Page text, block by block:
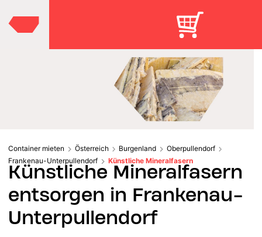
Container mieten Österreich Burgenland
Oberpullendorf
Frankenau-Unterpullendorf
Künstliche Mineralfasern
Künstliche Mineralfasern
entsorgen in Frankenau-
Unterpullendorf